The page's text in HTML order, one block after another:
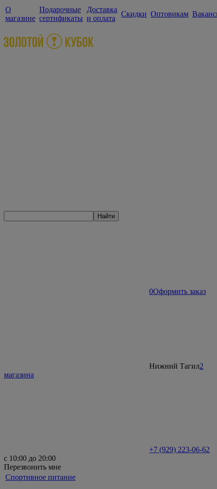
О
магазине
Подарочные
сертификаты
Доставка
и оплата
Скидки Оптовикам
Найти
0Оформить заказ
Нижний Тагил2
магазина
+7 (929) 223-06-62
с 10:00 до 20:00
Перезвонить мне
Спортивное питание